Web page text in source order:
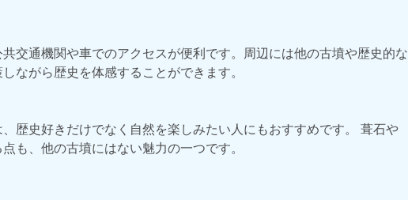
交通機関や車でのアクセスが便利です。周辺には他の古墳や歴史的な
ながら歴史を体感することができます。
歴史好きだけでなく自然を楽しみたい人にもおすすめです。 葺石や
も、他の古墳にはない魅力の一つです。